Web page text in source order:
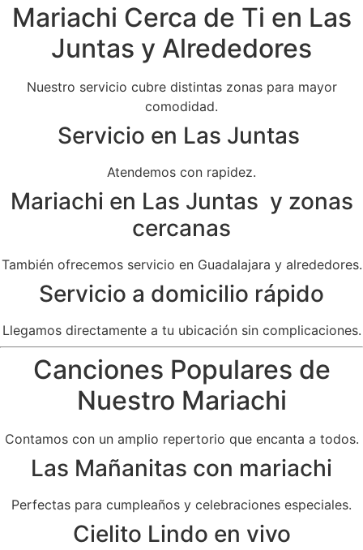
Mariachi Cerca de Ti en Las
Juntas y Alrededores
Nuestro servicio cubre distintas zonas para mayor
comodidad.
Servicio en Las Juntas
Atendemos con rapidez.
Mariachi en Las Juntas y zonas
cercanas
También ofrecemos servicio en Guadalajara y alrededores.
Servicio a domicilio rápido
Llegamos directamente a tu ubicación sin complicaciones.
Canciones Populares de
Nuestro Mariachi
Contamos con un amplio repertorio que encanta a todos.
Las Mañanitas con mariachi
Perfectas para cumpleaños y celebraciones especiales.
Cielito Lindo en vivo